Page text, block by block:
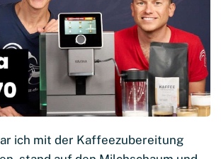
ich mit der Kaffeezubereitung